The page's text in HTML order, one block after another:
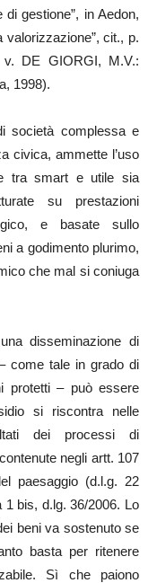
gestione”, in Aedon,
valorizzazione”, cit., p.
v. DE GIORGI, M.V.:
1998).
società complessa e
civica, ammette l’uso
tra smart e utile sia
su prestazioni
e basate sullo
a godimento plurimo,
che mal si coniuga
disseminazione di
come tale in grado di
protetti – può essere
si riscontra nelle
dei processi di
negli artt. 107
paesaggio (d.l.g. 22
1 bis, d.lg. 36/2006. Lo
beni va sostenuto se
basta per ritenere
Sì che paiono